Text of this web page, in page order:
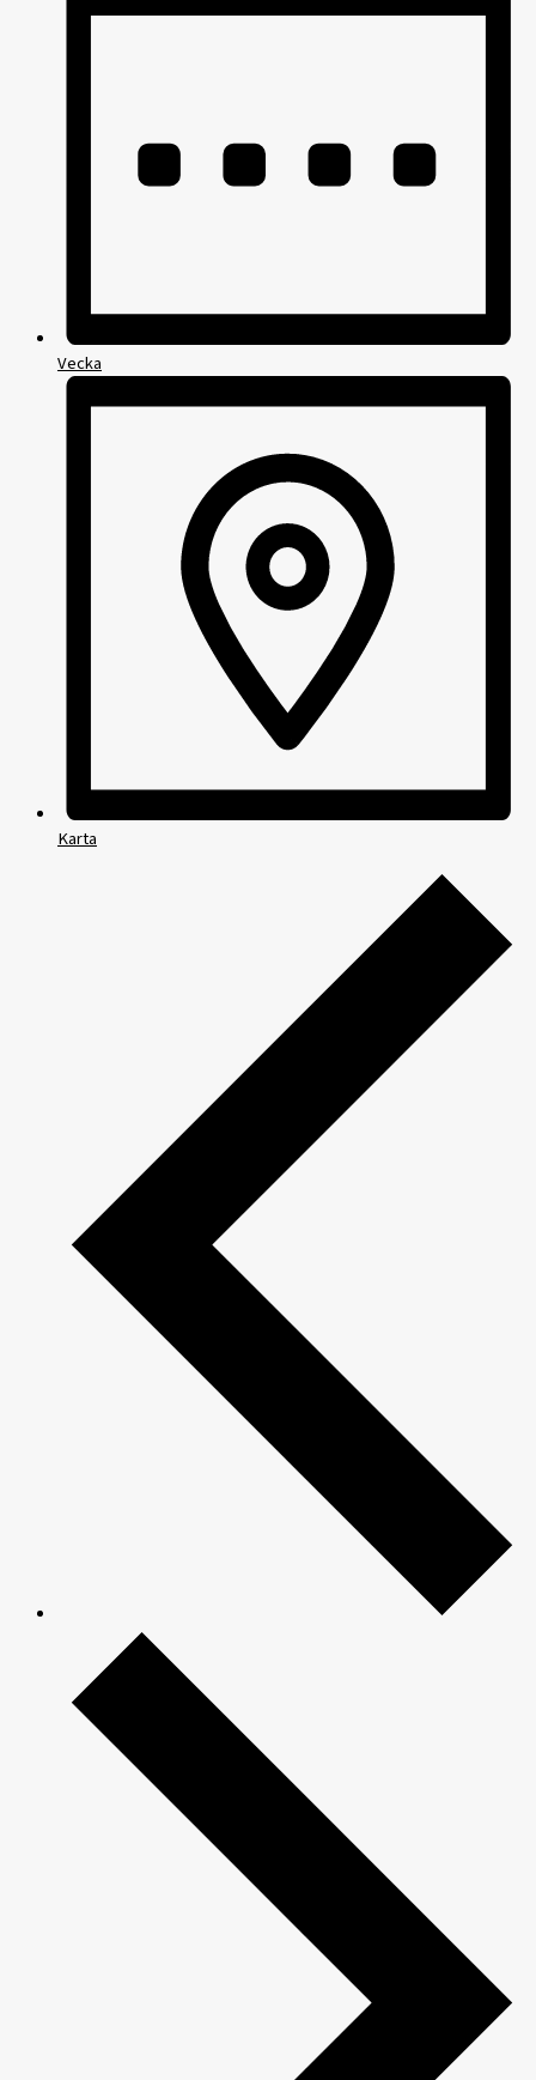
Vecka
Karta